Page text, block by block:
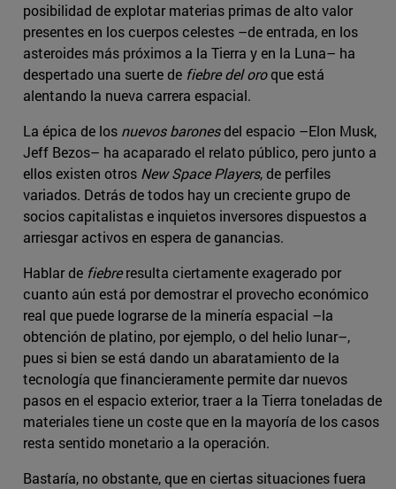
posibilidad de explotar materias primas de alto valor
presentes en los cuerpos celestes –de entrada, en los
asteroides más próximos a la Tierra y en la Luna– ha
despertado una suerte de fiebre del oroque está
alentando la nueva carrera espacial.
La épica de los nuevos baronesdel espacio –Elon Musk,
Jeff Bezos– ha acaparado el relato público, pero junto a
ellos existen otros New Space Players, de perfiles
variados. Detrás de todos hay un creciente grupo de
socios capitalistas e inquietos inversores dispuestos a
arriesgar activos en espera de ganancias.
Hablar de fiebreresulta ciertamente exagerado por
cuanto aún está por demostrar el provecho económico
real que puede lograrse de la minería espacial –la
obtención de platino, por ejemplo, o del helio lunar–,
pues si bien se está dando un abaratamiento de la
tecnología que financieramente permite dar nuevos
pasos en el espacio exterior, traer a la Tierra toneladas de
materiales tiene un coste que en la mayoría de los casos
resta sentido monetario a la operación.
Bastaría, no obstante, que en ciertas situaciones fuera